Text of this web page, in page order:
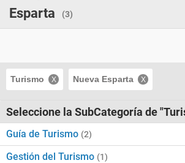
Esparta
(3)
Turismo Nueva Esparta
Seleccione la SubCategoría de
Guía de Turismo (2)
Gestión del Turismo (1)